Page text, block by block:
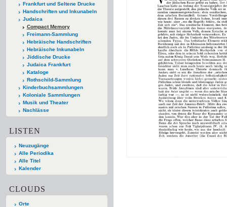
Frankfurt und Seltene Drucke
Handschriften und Inkunabeln
Judaica
Compact Memory
Freimann-Sammlung
Hebräische Handschriften
Hebräische Inkunabeln
Jiddische Drucke
Judaica Frankfurt
Kataloge
Rothschild-Sammlung
Kinderbuchsammlungen
Koloniale Sammlungen
Musik und Theater
Nachlässe
LISTEN
Neuzugänge
Alle Periodika
Alle Titel
Kalender
CLOUDS
Orte